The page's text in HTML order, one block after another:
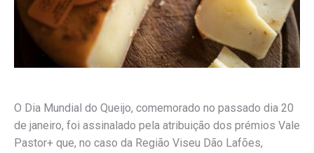
O Dia Mundial do Queijo, comemorado no passado dia 20
de janeiro, foi assinalado pela atribuição dos prémios Vale
Pastor+ que, no caso da Região Viseu Dão Lafões,